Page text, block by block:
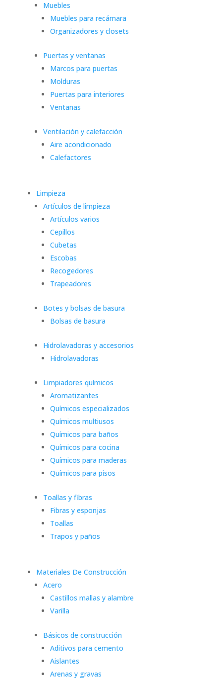
Muebles
Muebles para recámara
Organizadores y closets
Puertas y ventanas
Marcos para puertas
Molduras
Puertas para interiores
Ventanas
Ventilación y calefacción
Aire acondicionado
Calefactores
Limpieza
Artículos de limpieza
Artículos varios
Cepillos
Cubetas
Escobas
Recogedores
Trapeadores
Botes y bolsas de basura
Bolsas de basura
Hidrolavadoras y accesorios
Hidrolavadoras
Limpiadores químicos
Aromatizantes
Químicos especializados
Químicos multiusos
Químicos para baños
Químicos para cocina
Químicos para maderas
Químicos para pisos
Toallas y fibras
Fibras y esponjas
Toallas
Trapos y paños
Materiales De Construcción
Acero
Castillos mallas y alambre
Varilla
Básicos de construcción
Aditivos para cemento
Aislantes
Arenas y gravas